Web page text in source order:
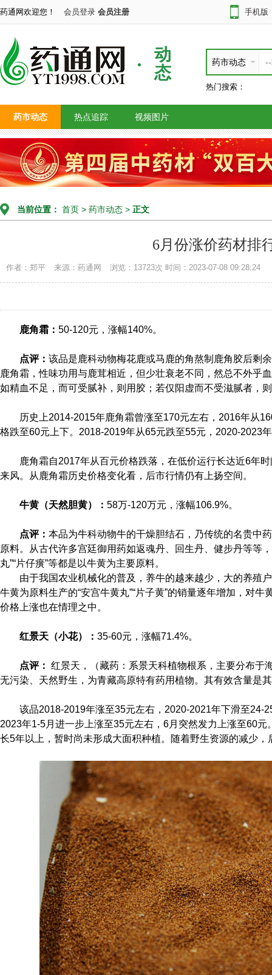
药通网欢迎您！ 会员登录 会员注册 手机版
动
态
药市动态
热门搜索：
药市动态 热点追踪 视频图片
当前位置： 首页 > 药市动态 > 正文
6月份涨价药材排
作者：郑平 来源：药通网 浏览：13723次 时间：2023-07-08 09:28:24
鹿角霜： 50-120元，涨幅140%。
点评： 该品是鹿科动物梅花鹿或马鹿的角熬制鹿角胶后剩
鹿角霜，性味功用与鹿茸相近，但少壮衰老不同，然总不外乎
如精血不足，而可受腻补，则用胶；若仅阳虚而不受滋腻者，
历史上2014-2015年鹿角霜曾涨至170元左右，2016年从
格跌至60元上下。2018-2019年从65元跌至55元，2020-2023
鹿角霜自2017年从百元价格跌落，在低价运行长达近6年
来风。从鹿角霜历史价格变化看，后市行情仍有上扬空间。
牛黄（天然胆黄）： 58万-120万元，涨幅106.9%。
点评： 本品为牛科动物牛的干燥胆结石，乃传统的名贵中
原料。从古代许多宫廷御用药如返魂丹、回生丹、健步丹等等
丸”“片仔癀”等都是以牛黄为主要原料。
由于我国农业机械化的普及，养牛的越来越少，大的养殖
牛黄为原料生产的“安宫牛黄丸”“片子黄”的销量逐年增加，对
价格上涨也在情理之中。
红景天（小花）： 35-60元，涨幅71.4%。
点评： 红景天，（藏药：系景天科植物根系，主要分布于
无污染、天然野生，为青藏高原特有药用植物。其有效含量是
该品2018-2019年涨至35元左右，2020-2021年下滑至24-
2023年1-5月进一步上涨至35元左右，6月突然发力上涨至60
长5年以上，暂时尚未形成大面积种植。随着野生资源的减少，